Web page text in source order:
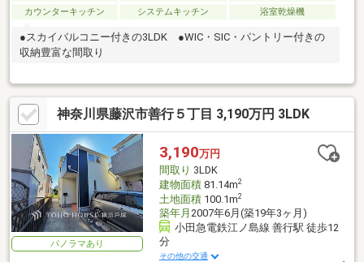
カウンターキッチン
システムキッチン 浴室乾燥機
●スカイバルコニー付きの3LDK ●WIC・SIC・パントリー付きの
収納豊富な間取り
神奈川県藤沢市善行５丁目 3,190万円 3LDK
パノラマあり
3,190万円
間取り 3LDK
建物面積81.14m2
土地面積100.1m2
築年月 2007年6月(築19年3ヶ月)
小田急電鉄江ノ島線 善行駅 徒歩12
分
その他の交通